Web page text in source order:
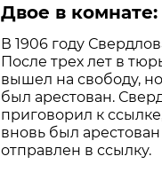
Двое в
В 1906 году
После трех лет в
вышел на свободу,
был арестован.
приговорил к
вновь был
отправлен в ссылку.